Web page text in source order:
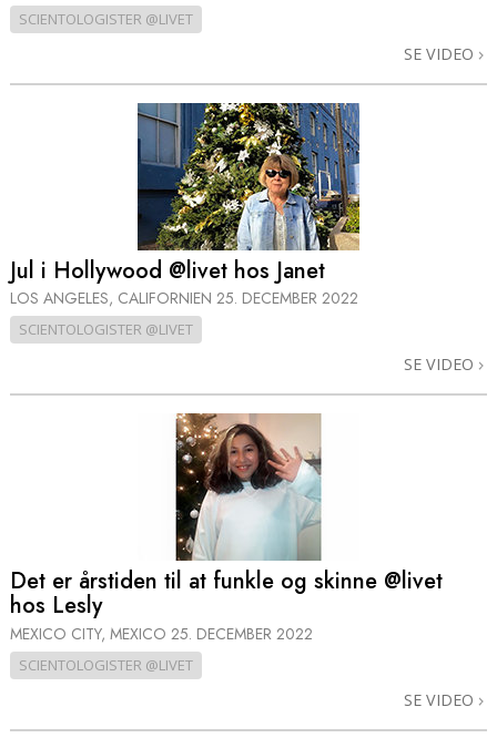
SCIENTOLOGISTER @LIVET
SE VIDEO
Jul i Hollywood @livet hos Janet
LOS ANGELES, CALIFORNIEN 25. DECEMBER 2022
SCIENTOLOGISTER @LIVET
SE VIDEO
Det er årstiden til at funkle og skinne @livet
hos Lesly
MEXICO CITY, MEXICO 25. DECEMBER 2022
SCIENTOLOGISTER @LIVET
SE VIDEO